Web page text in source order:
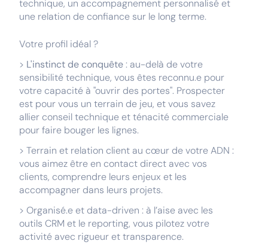
technique, un accompagnement personnalisé et
une relation de confiance sur le long terme.
Votre profil idéal ?
> L'instinct de conquête: au-delà de votre
sensibilité technique, vous êtes reconnu.e pour
votre capacité à "ouvrir des portes". Prospecter
est pour vous un terrain de jeu, et vous savez
allier conseil technique et ténacité commerciale
pour faire bouger les lignes.
> Terrain et relation client au cœur de votre ADN :
vous aimez être en contact direct avec vos
clients, comprendre leurs enjeux et les
accompagner dans leurs projets.
> Organisé.e et data-driven : à l’aise avec les
outils CRM et le reporting, vous pilotez votre
activité avec rigueur et transparence.